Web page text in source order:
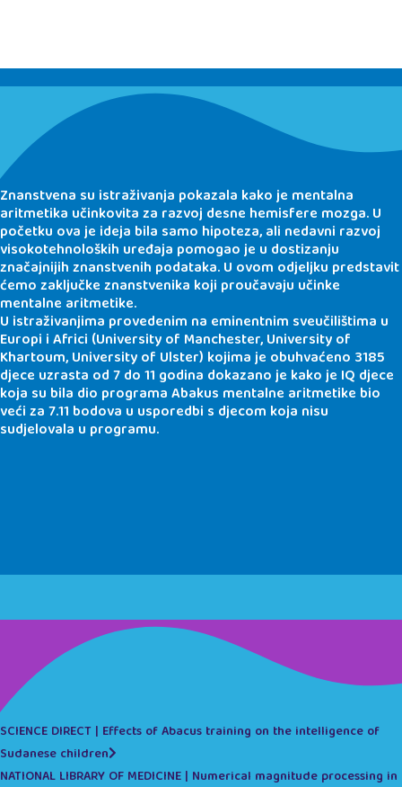
Znanstvena su istraživanja pokazala kako je mentalna
aritmetika učinkovita za razvoj desne hemisfere mozga. U
početku ova je ideja bila samo hipoteza, ali nedavni razvoj
visokotehnoloških uređaja pomogao je u dostizanju
značajnijih znanstvenih podataka. U ovom odjeljku predstavit
ćemo zaključke znanstvenika koji proučavaju učinke
mentalne aritmetike.
U istraživanjima provedenim na eminentnim sveučilištima u
Europi i Africi (University of Manchester, University of
Khartoum, University of Ulster) kojima je obuhvaćeno 3185
djece uzrasta od 7 do 11 godina dokazano je kako je IQ djece
koja su bila dio programa Abakus mentalne aritmetike bio
veći za 7.11 bodova u usporedbi s djecom koja nisu
sudjelovala u programu.
SCIENCE DIRECT | Effects of Abacus training on the intelligence of
Sudanese children
NATIONAL LIBRARY OF MEDICINE | Numerical magnitude processing in